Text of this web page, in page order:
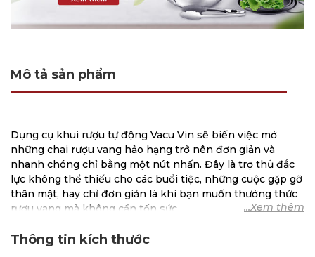
Mô tả sản phẩm
Dụng cụ khui rượu tự động Vacu Vin sẽ biến việc mở
những chai rượu vang hảo hạng trở nên đơn giản và
nhanh chóng chỉ bằng một nút nhấn. Đây là trợ thủ đắc
lực không thể thiếu cho các buổi tiệc, những cuộc gặp gỡ
thân mật, hay chỉ đơn giản là khi bạn muốn thưởng thức
rượu vang mà không cần tốn sức.
Đặc điểm nổi bật của Dụng
Thông tin kích thước